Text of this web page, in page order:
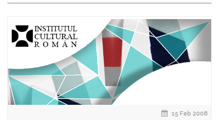
15 Feb 2008